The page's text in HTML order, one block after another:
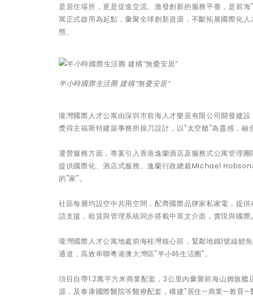
是居住場所，更是促進交流、激發創新的服務平臺，是前
寓正式啟用為起點，彙聚全球創新資源，不斷拓展國際化
態。
半小時國際生活圈 建構“無憂安居”
瓏灣國際人才公寓由深圳市前海人才樂居有限公司開發建
獎得主福斯特建築事務所操刀設計，以"太空艙"為靈感，
運營服務方面，專案引入香港逸蘭酒店及服務式公寓管理
提供國際化、酒店式服務。逸蘭行政總裁Michael
的"家"。
社區每層均設空中共用空間，配齊國際品牌家私家電，提
語支援，租賃與管理系統同步搭載中英文介面，實現與國際
瓏灣國際人才公寓地處前海桂灣核心區，緊鄰地鐵1號線鯉
通道，高效串聯粵港澳大灣區"半小時生活圈"。
項目自帶1.2萬平方米商業配套，3公里內彙聚前海山姆旗
源，及泰康國際醫院等醫療配套，構建"居住—商業—教育—